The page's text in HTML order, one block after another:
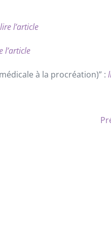
lire l’article
l’article
à la procréation)” :